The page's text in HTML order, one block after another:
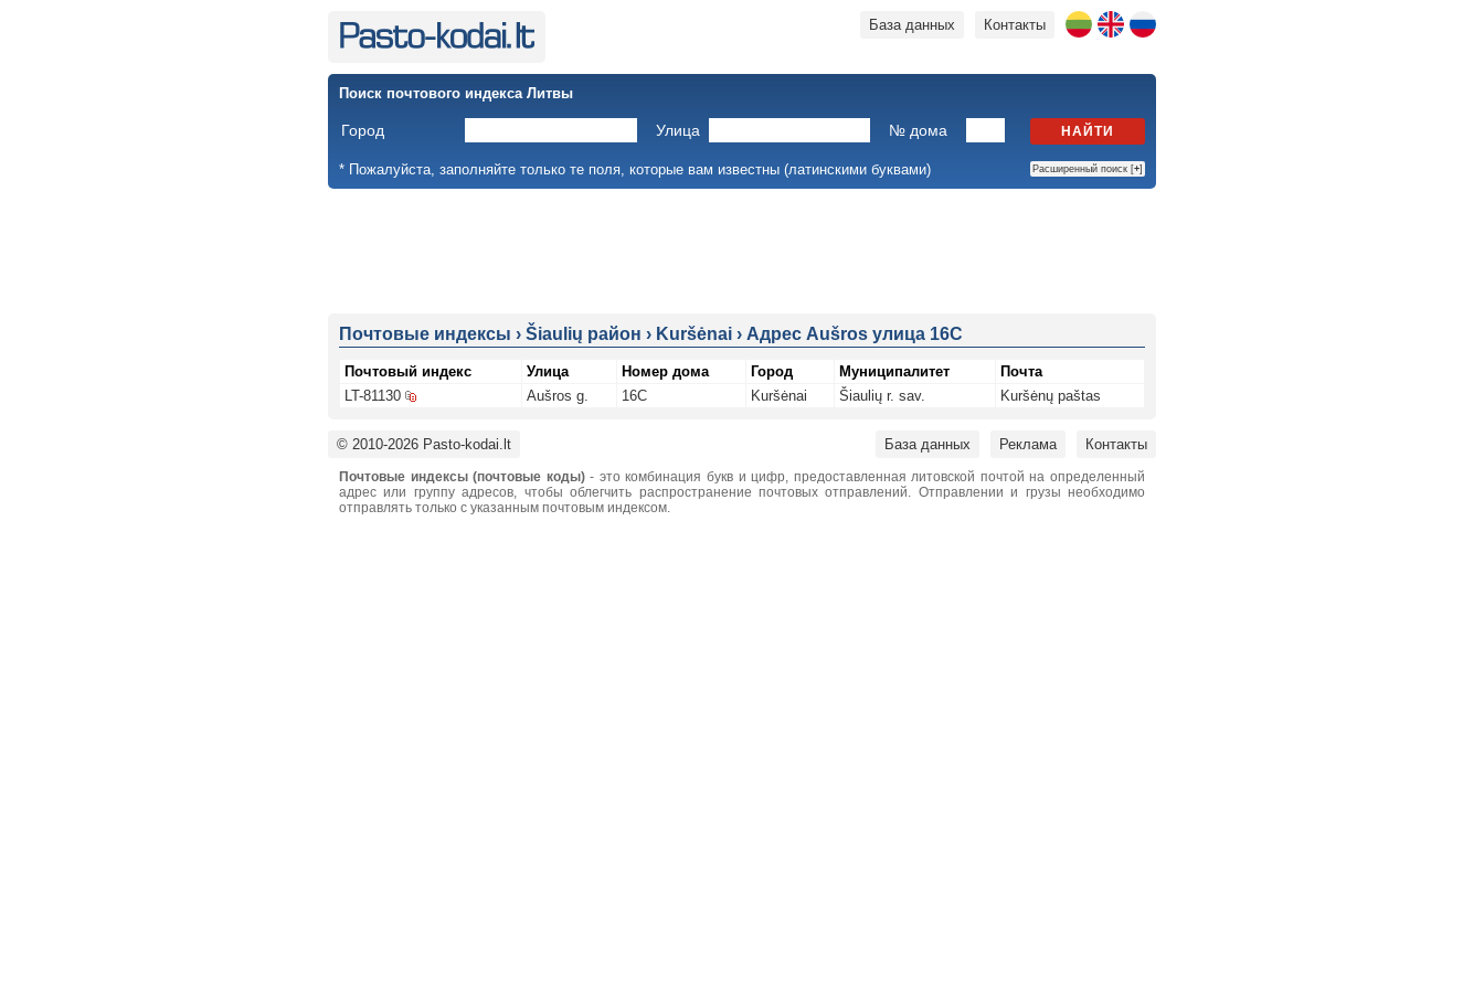
Контакты
База данных
Поиск почтового индекса Литвы
Город Улица № дома НАЙТИ
* Пожалуйста, заполняйте только те поля, которые вам известны (латинскими буквами) Расширенный поиск [+]
Почтовые индексы › Šiaulių район › Kuršėnai › Адрес Aušros улица 16C
Почтовый индекс Улица Номер дома Город Муниципалитет
Почта
LT-81130
Aušros g. 16C Kuršėnai Šiaulių r. sav. Kuršėnų paštas
© 2010-2026 Pasto-kodai.lt База данных Реклама Контакты
Почтовые индексы (почтовые коды)- это комбинация букв и цифр, предоставленная литовской почтой на определенный
адрес или группу адресов, чтобы облегчить распространение почтовых отправлений. Отправлении и грузы необходимо
отправлять только с указанным почтовым индексом.